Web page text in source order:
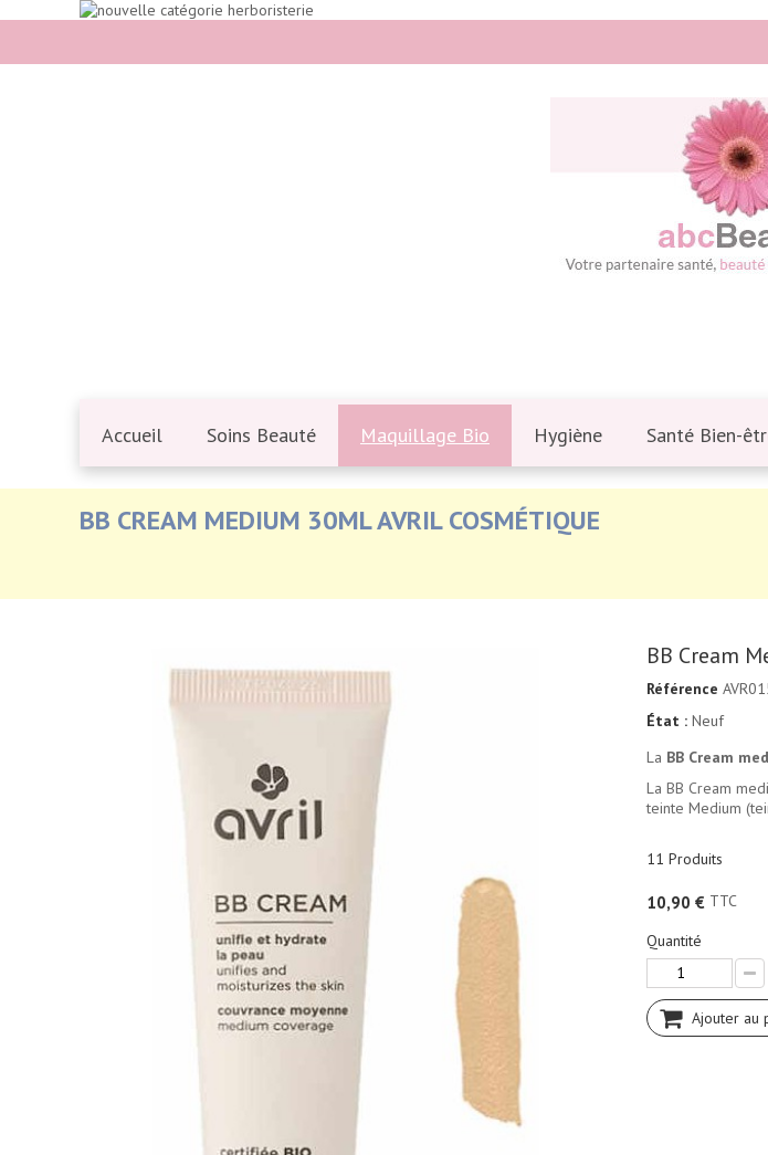
Accueil Soins Beauté Maquillage Bio Hygiène Santé Bien-
BB CREAM MEDIUM 30ML AVRIL COSMÉTIQUE
BB Cream
Référence
État : Neuf
La BB Cream
La BB Cream
teinte Medium
11 Produits
10,90 € TTC
Quantité
Ajouter au